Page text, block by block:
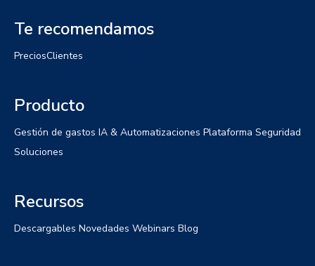
Te recomendamos
PreciosClientes
Producto
Gestión de gastos IA & Automatizaciones Plataforma Seguridad
Soluciones
Recursos
Descargables Novedades Webinars Blog